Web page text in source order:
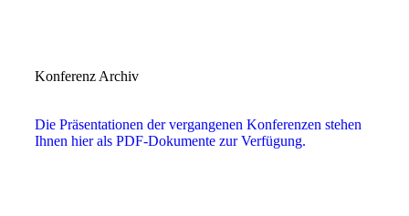
Konferenz Archiv
Die Präsentationen der vergangenen Konferenzen stehen
Ihnen hier als PDF-Dokumente zur Verfügung.